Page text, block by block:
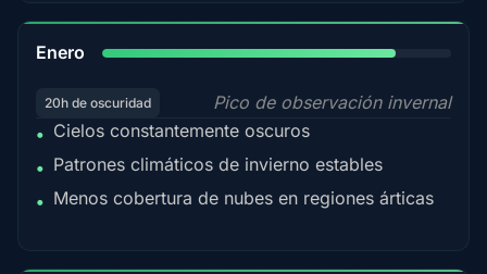
Enero
20h de oscuridad
Pico de observación invernal
• Cielos constantemente oscuros
• Patrones climáticos de invierno estables
• Menos cobertura de nubes en regiones árticas